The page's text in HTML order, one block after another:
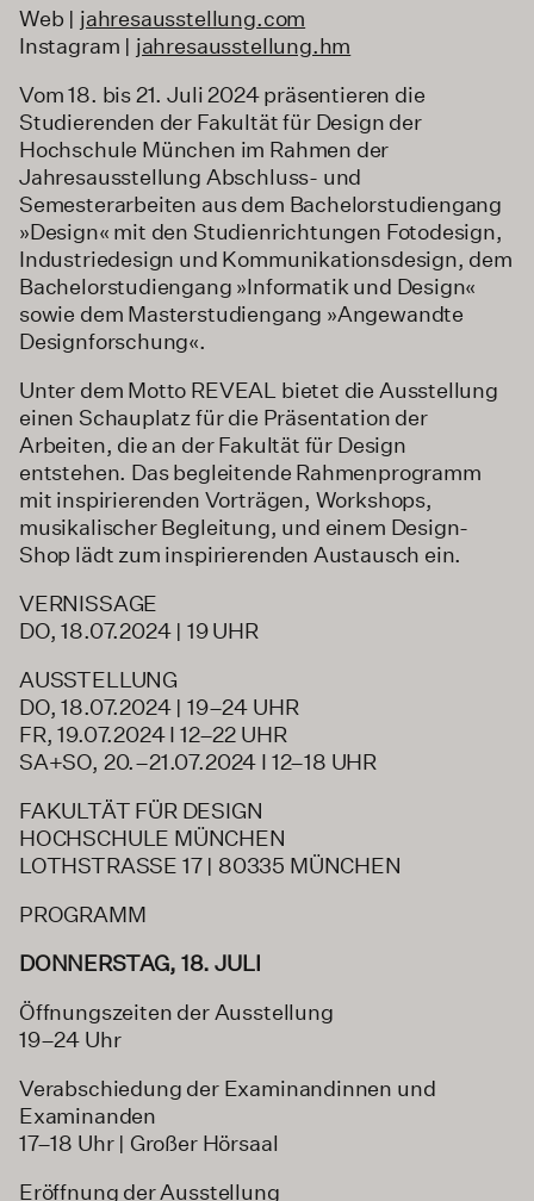
Web | jahresausstellung.com
Instagram | jahresausstellung.hm
Vom 18. bis 21. Juli 2024 präsentieren die
Studierenden der Fakultät für Design der
Hochschule München im Rahmen der
Jahresausstellung Abschluss- und
Semesterarbeiten aus dem Bachelorstudiengang
»Design« mit den Studienrichtungen Fotodesign,
Industriedesign und Kommunikationsdesign, dem
Bachelorstudiengang »Informatik und Design«
sowie dem Masterstudiengang »Angewandte
Designforschung«.
Unter dem Motto REVEAL bietet die Ausstellung
einen Schauplatz für die Präsentation der
Arbeiten, die an der Fakultät für Design
entstehen. Das begleitende Rahmenprogramm
mit inspirierenden Vorträgen, Workshops,
musikalischer Begleitung, und einem Design-
Shop lädt zum inspirierenden Austausch ein.
VERNISSAGE
DO, 18.07.2024 | 19 UHR
AUSSTELLUNG
DO, 18.07.2024 | 19–24 UHR
FR, 19.07.2024 I 12–22 UHR
SA+SO, 20.–21.07.2024 I 12–18 UHR
FAKULTÄT FÜR DESIGN
HOCHSCHULE MÜNCHEN
LOTHSTRASSE 17 | 80335 MÜNCHEN
PROGRAMM
DONNERSTAG, 18. JULI
Öffnungszeiten der Ausstellung
19–24 Uhr
Verabschiedung der Examinandinnen und
Examinanden
17–18 Uhr | Großer Hörsaal
Eröffnung der Ausstellung